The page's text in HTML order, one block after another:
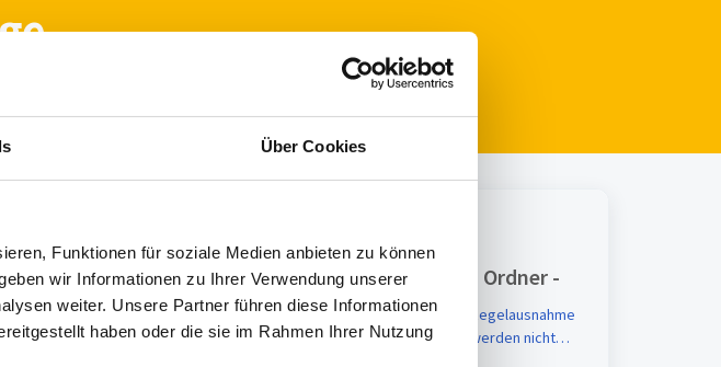
Über Cookies
Funktionen für soziale Medien anbieten zu können
wir Informationen zu Ihrer Verwendung unserer
weiter. Unsere Partner führen diese Informationen
haben oder die sie im Rahmen Ihrer Nutzung
und Urlaub initial
anzupassen über die
Artikel in diesem Ordner -
Korrekturantrage/Regelausnahme
Arbeitszeitprofile werden nicht